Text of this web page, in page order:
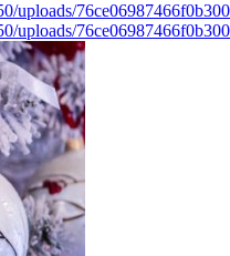
uploads/
uploads/